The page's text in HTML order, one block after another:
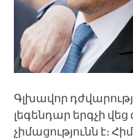
Գլխավոր
լեգենդար երգչի
չիմացությունն է։